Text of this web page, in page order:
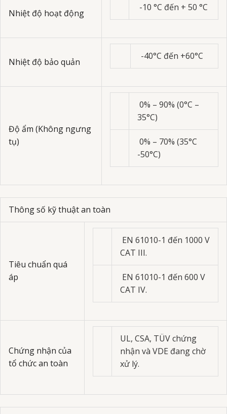
Nhiệt độ hoạt động
-10 °C đến + 50 °C
Nhiệt độ bảo quản
-40°C đến +60°C
Độ ẩm (Không ngưng
tụ)
0% – 90% (0°C –
35°C)
0% – 70% (35°C
-50°C)
Thông số kỹ thuật an toàn
Tiêu chuẩn quá
áp
EN 61010-1 đến 1000 V
CAT III.
EN 61010-1 đến 600 V
CAT IV.
Chứng nhận của
tổ chức an toàn
UL, CSA, TÜV chứng
nhận và VDE đang chờ
xử lý.